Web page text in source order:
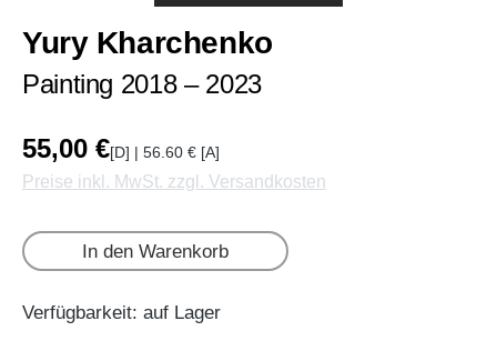
Yury Kharchenko
Painting 2018 – 2023
55,00 €[D] | 56.60 € [A]
Preise inkl. MwSt. zzgl. Versandkosten
In den Warenkorb
Verfügbarkeit: auf Lager